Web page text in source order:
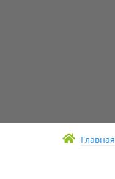
Главная